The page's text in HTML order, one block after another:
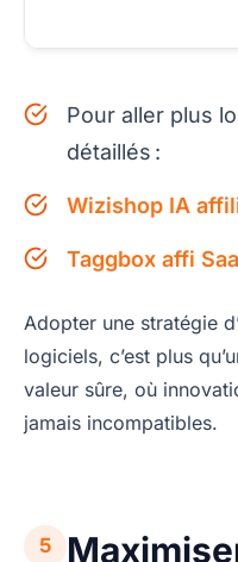
Pour aller plus
détaillés :
Wizishop IA
Taggbox affi
Adopter une stratégie
logiciels, c’est plus
valeur sûre, où
jamais incompatibles.
5